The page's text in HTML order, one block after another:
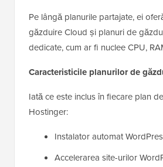
Pe lângă planurile partajate, ei
găzduire Cloud și planuri de
dedicate, cum ar fi nuclee CPU,
Caracteristicile planurilor de
Iată ce este inclus în fiecare plan
Hostinger:
Instalator automat
Accelerarea site-urilor